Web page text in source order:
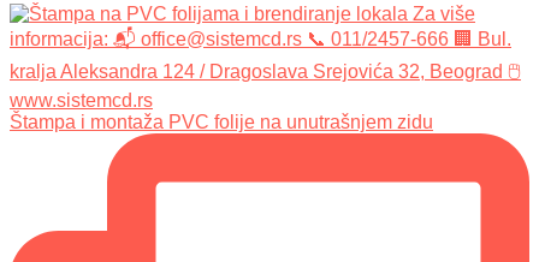
Štampa i montaža PVC folije na unutrašnjem zidu